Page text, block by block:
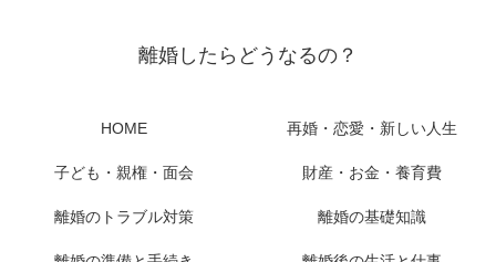
離婚したらどうなるの？
HOME 再婚・恋愛・新しい人生
子ども・親権・面会 財産・お金・養育費
離婚のトラブル対策 離婚の基礎知識